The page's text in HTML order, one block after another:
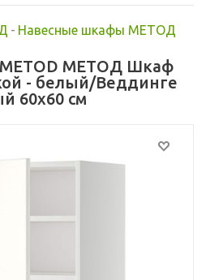
- Навесные шкафы МЕТОД
METOD МЕТОД Шкаф
- белый/Веддинге
60x60 см